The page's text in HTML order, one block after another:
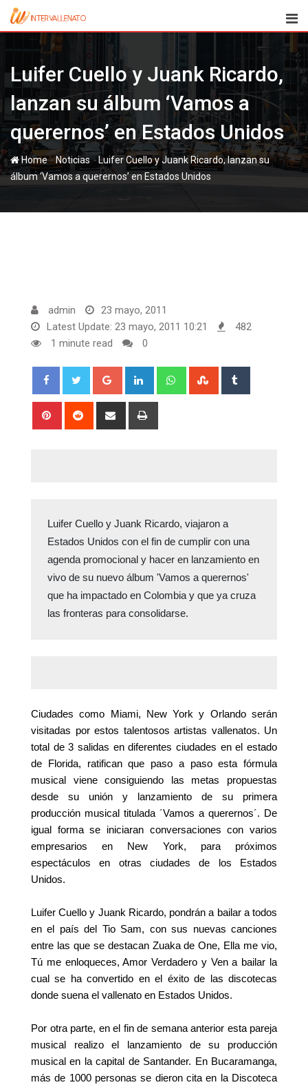
Skip
Luifer Cuello y Juank Ricardo,
lanzan su álbum ‘Vamos a
querernos’ en Estados Unidos
Home-Noticias-Luifer Cuello y Juank Ricardo, lanzan su
álbum ‘Vamos a querernos’ en Estados Unidos
admin
23 mayo, 2011
Latest Update: 23 mayo, 2011 10:21
482
1 minute read
0
Google+ LinkedIn WhatsappStumbleUpon
Pinterest Reddit
Share
Luifer Cuello y Juank Ricardo, viajaron a
Estados Unidos con el fin de cumplir con una
agenda promocional y hacer en lanzamiento en
vivo de su nuevo álbum 'Vamos a querernos'
que ha impactado en Colombia y que ya cruza
las fronteras para consolidarse.
Ciudades como Miami, New York y Orlando serán
visitadas por estos talentosos artistas vallenatos. Un
total de 3 salidas en diferentes ciudades en el estado
de Florida, ratifican que paso a paso esta fórmula
musical viene consiguiendo las metas propuestas
desde su unión y lanzamiento de su primera
producción musical titulada ´Vamos a querernos´. De
igual forma se iniciaran conversaciones con varios
empresarios en New York, para próximos
espectáculos en otras ciudades de los Estados
Unidos.
Luifer Cuello y Juank Ricardo, pondrán a bailar a todos
en el país del Tio Sam, con sus nuevas canciones
entre las que se destacan Zuaka de One, Ella me vio,
Tú me enloqueces, Amor Verdadero y Ven a bailar la
cual se ha convertido en el éxito de las discotecas
donde suena el vallenato en Estados Unidos.
Por otra parte, en el fin de semana anterior esta pareja
musical realizo el lanzamiento de su producción
musical en la capital de Santander. En Bucaramanga,
más de 1000 personas se dieron cita en la Discoteca